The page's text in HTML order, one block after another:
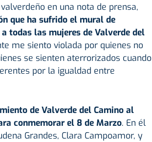
en una nota de prensa,
que ha sufrido el mural de
todas las mujeres de Valverde del
me siento violada por quienes no
se sienten aterrorizados cuando
por la igualdad entre
de Valverde del Camino al
conmemorar el 8 de Marzo. En él
Grandes, Clara Campoamor, y